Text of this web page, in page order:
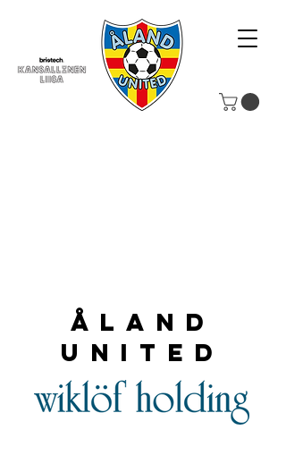
Åland
United